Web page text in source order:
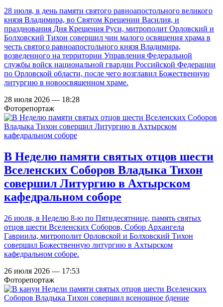
28 июля, в день памяти святого равноапостольного великого
князя Владимира, во Святом Крещении Василия, и
празднования Дня Крещения Руси, митрополит Орловский и
Болховский Тихон совершил чин малого освящения храма в
честь святого равноапостольного князя Владимира,
возведенного на территории Управления Федеральной
службы войск национальной гвардии Российской Федерации
по Орловской области, после чего возглавил Божественную
литургию в новоосвященном храме.
28 июля 2026 — 18:28
Фоторепортаж
В Неделю памяти святых отцов шести
Вселенских Соборов Владыка Тихон
совершил Литургию в Ахтырском
кафедральном соборе
26 июля, в Неделю 8-ю по Пятидесятнице, память святых
отцов шести Вселенских Соборов, Собор Архангела
Гавриила, митрополит Орловской и Болховский Тихон
совершил Божественную литургию в Ахтырском
кафедральном соборе.
26 июля 2026 — 17:53
Фоторепортаж